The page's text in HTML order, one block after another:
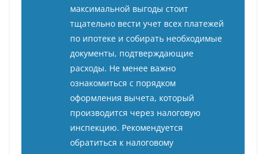
максимальной выгоды стоит
тщательно вести учет всех платежей
по ипотеке и собирать необходимые
документы, подтверждающие
расходы. Не менее важно
ознакомиться с порядком
оформления вычета, который
производится через налоговую
инспекцию. Рекомендуется
обратиться к налоговому